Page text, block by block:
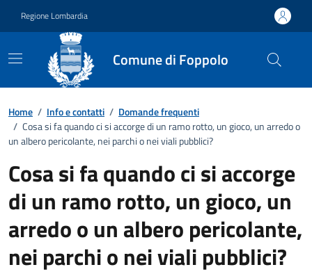
Regione Lombardia
Comune di Foppolo
Dettagli FAQ
Home / Info e contatti / Domande frequenti
/ Cosa si fa quando ci si accorge di un ramo rotto, un gioco, un arredo o
un albero pericolante, nei parchi o nei viali pubblici?
Cosa si fa quando ci si accorge
di un ramo rotto, un gioco, un
arredo o un albero pericolante,
nei parchi o nei viali pubblici?